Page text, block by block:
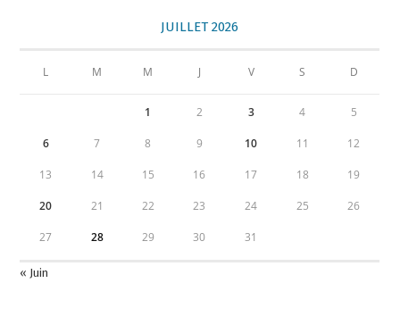
JUILLET 2026
L M M J V S D
1 2 3 4 5
6 7 8 9 10 11 12
13 14 15 16 17 18 19
20 21 22 23 24 25 26
27 28 29 30 31
« Juin